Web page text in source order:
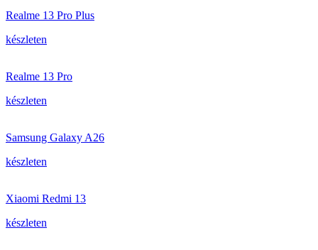
Realme 13 Pro Plus
készleten
Realme 13 Pro
készleten
Samsung Galaxy A26
készleten
Xiaomi Redmi 13
készleten